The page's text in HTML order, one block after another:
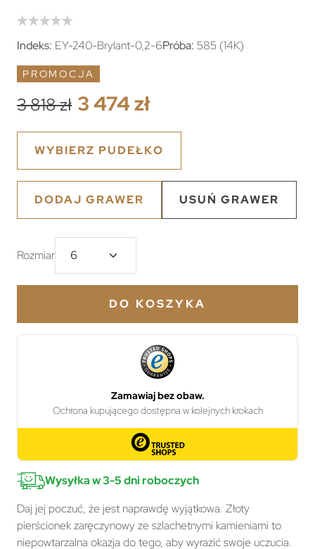
Indeks: EY-240-Brylant-0,2-6Próba: 585 (14K)
PROMOCJA
3 818 zł 3 474 zł
WYBIERZ PUDEŁKO
DODAJ GRAWER USUŃ GRAWER
Rozmiar
DO KOSZYKA
Wysyłka w 3-5 dni roboczych
Daj jej poczuć, że jest naprawdę wyjątkowa. Złoty
pierścionek zaręczynowy ze szlachetnymi kamieniami to
niepowtarzalna okazja do tego, aby wyrazić swoje uczucia.